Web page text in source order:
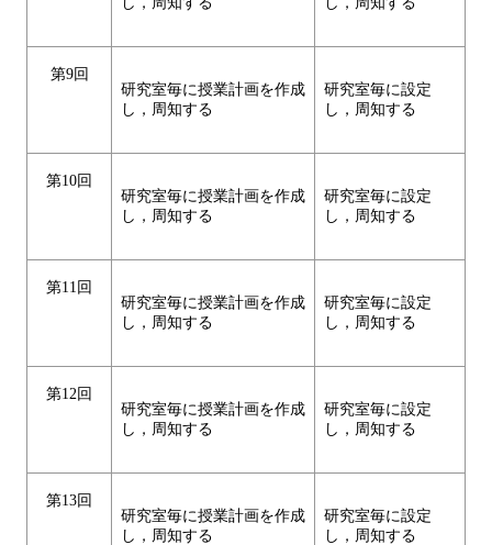
第9回
研究室毎に授業計画を作成
し，周知する
研究室毎に設定
し，周知する
第10回
研究室毎に授業計画を作成
し，周知する
研究室毎に設定
し，周知する
第11回
研究室毎に授業計画を作成
し，周知する
研究室毎に設定
し，周知する
第12回
研究室毎に授業計画を作成
し，周知する
研究室毎に設定
し，周知する
第13回
研究室毎に授業計画を作成
し，周知する
研究室毎に設定
し，周知する